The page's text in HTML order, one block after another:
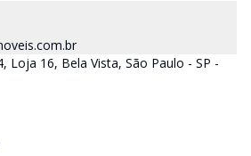
Loja 16, Bela Vista, São Paulo - SP -